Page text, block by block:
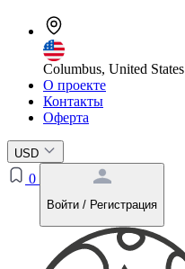
Columbus, United States
О проекте
Контакты
Оферта
USD
0
Войти / Регистрация